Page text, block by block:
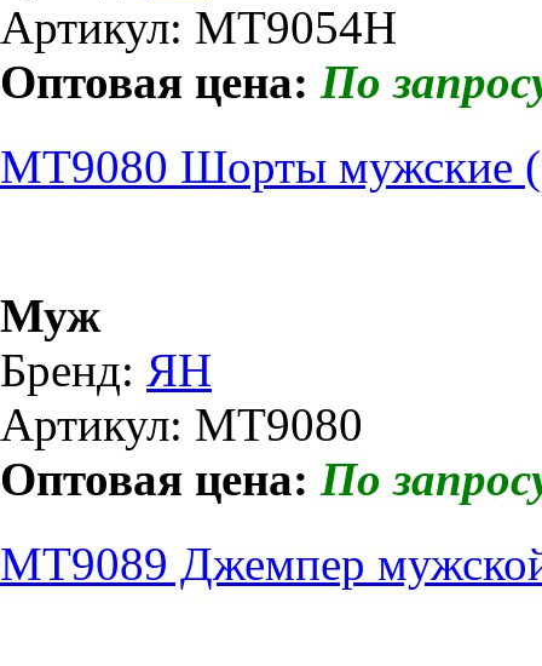
Артикул: МТ9054Н
Оптовая цена: По
МТ9080 Шорты мужские
Муж
Бренд: ЯН
Артикул: МТ9080
Оптовая цена: По
МТ9089 Джемпер